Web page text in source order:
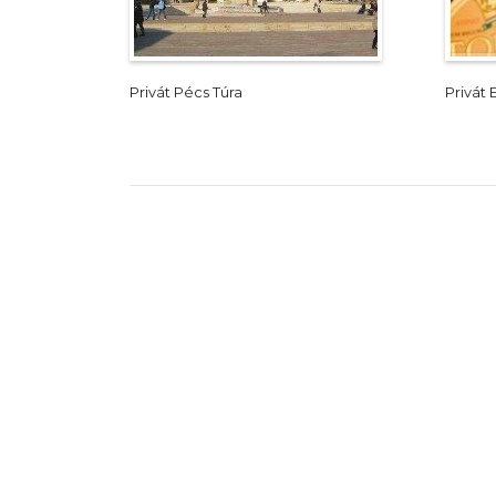
Privát Pécs Túra Privát